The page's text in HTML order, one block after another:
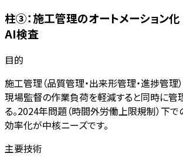
柱③：施工管理のオートメーション
AI検査
目的
施工管理（品質管理・出来形管理・進捗管理
現場監督の作業負荷を軽減すると同時に管
る。2024年問題（時間外労働上限規制）下
効率化が中核ニーズです。
主要技術